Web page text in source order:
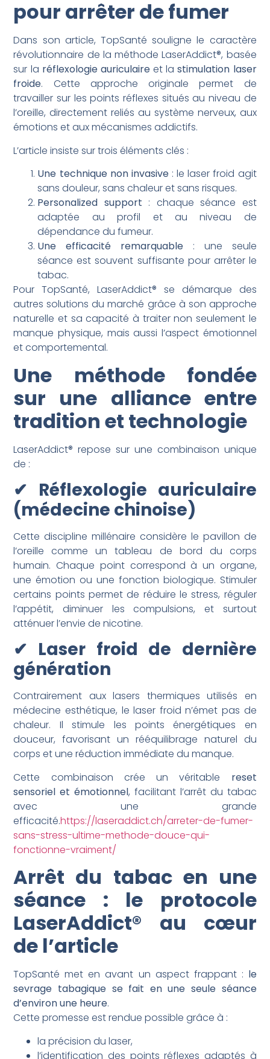
pour arrêter de fumer
Dans son article, TopSanté souligne le caractère
révolutionnaire de la méthode LaserAddict®, basée
sur la réflexologie auriculaireet lastimulation laser
froide. Cette approche originale permet de
travailler sur les points réflexes situés au niveau de
l’oreille, directement reliés au système nerveux, aux
émotions et aux mécanismes addictifs.
L’article insiste sur trois éléments clés :
Une technique non invasive: le laser froid agit
sans douleur, sans chaleur et sans risques.
Personalized support : chaque séance est
adaptée au profil et au niveau de
dépendance du fumeur.
Une efficacité remarquable : une seule
séance est souvent suffisante pour arrêter le
tabac.
Pour TopSanté, LaserAddict® se démarque des
autres solutions du marché grâce à son approche
naturelle et sa capacité à traiter non seulement le
manque physique, mais aussi l’aspect émotionnel
et comportemental.
Une méthode fondée
sur une alliance entre
tradition et technologie
LaserAddict® repose sur une combinaison unique
de :
✔ Réflexologie auriculaire
(médecine chinoise)
Cette discipline millénaire considère le pavillon de
l’oreille comme un tableau de bord du corps
humain. Chaque point correspond à un organe,
une émotion ou une fonction biologique. Stimuler
certains points permet de réduire le stress, réguler
l’appétit, diminuer les compulsions, et surtout
atténuer l’envie de nicotine.
✔ Laser froid de dernière
génération
Contrairement aux lasers thermiques utilisés en
médecine esthétique, le laser froid n’émet pas de
chaleur. Il stimule les points énergétiques en
douceur, favorisant un rééquilibrage naturel du
corps et une réduction immédiate du manque.
Cette combinaison crée un véritable reset
sensoriel et émotionnel, facilitant l’arrêt du tabac
avec une grande
efficacité.https://laseraddict.ch/arreter-de-fumer-
sans-stress-ultime-methode-douce-qui-
fonctionne-vraiment/
Arrêt du tabac en une
séance : le protocole
LaserAddict® au cœur
de l’article
TopSanté met en avant un aspect frappant : le
sevrage tabagique se fait en une seule séance
d’environ une heure.
Cette promesse est rendue possible grâce à :
la précision du laser,
l’identification des points réflexes adaptés à